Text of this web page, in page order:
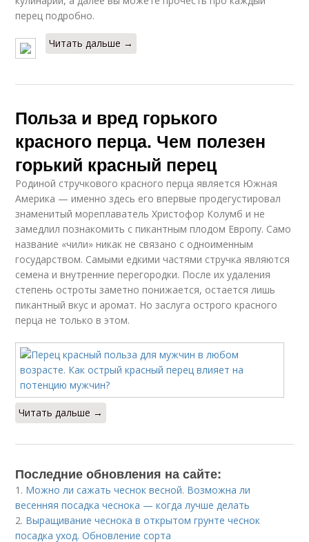
перец подробно.
Читать дальше →
Польза и вред горького
красного перца. Чем полезен
горький красный перец
Родиной стручкового красного перца является Южная
Америка — именно здесь его впервые продегустировал
знаменитый мореплаватель Христофор Колумб и не
замедлил познакомить с пикантным плодом Европу. Само
название «чили» никак не связано с одноименным
государством. Самыми едкими частями стручка являются
семена и внутренние перегородки. После их удаления
степень остроты заметно понижается, остается лишь
пикантный вкус и аромат. Но заслуга острого красного
перца не только в этом.
Читать дальше →
Последние обновления на сайте:
1. Можно ли сажать чеснок весной. Возможна ли
весенняя посадка чеснока — когда лучше делать
2. Выращивание чеснока в открытом грунте чеснок
посадка уход. Обновление сорта